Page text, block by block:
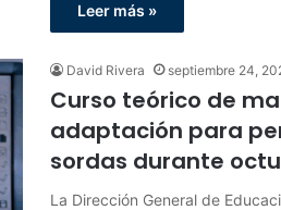
Leer más »
David Rivera septiembre 24,
Curso teórico de
adaptación para
sordas durante
La Dirección General de